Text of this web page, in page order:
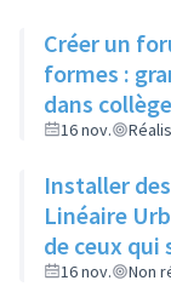
Créer un
formes :
dans
16 nov.
Installer
Linéaire
de ceux qui
limiter la
16 nov. Non